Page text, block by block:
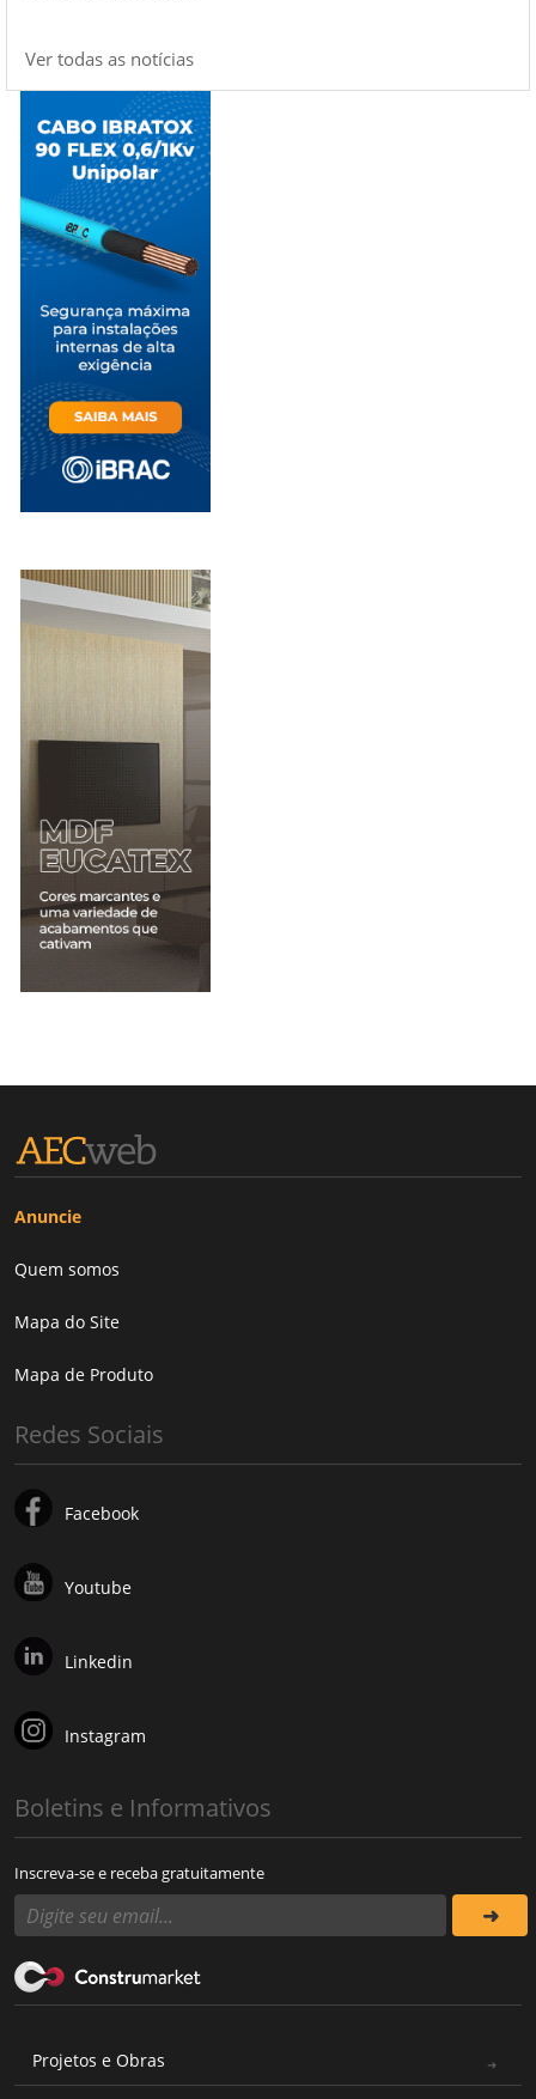
Ver todas as notícias
Anuncie
Quem somos
Mapa do Site
Mapa de Produto
Redes Sociais
Facebook
Youtube
Linkedin
Instagram
Boletins e Informativos
Inscreva-se e receba gratuitamente
Projetos e Obras